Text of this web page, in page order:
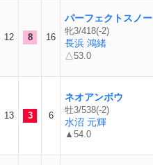
12 8 16
パーフェクトスノー
牝3/418(-2)
長浜 鴻緒
△53.0
13 3 6
ネオアンボウ
牡3/538(-2)
水沼 元輝
▲54.0